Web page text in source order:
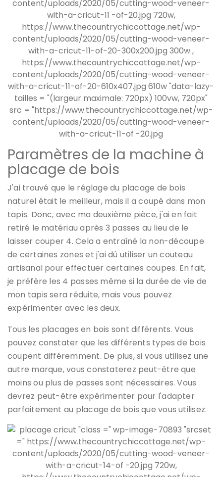
Paramètres de la machine à
placage de bois
J'ai trouvé que le réglage du placage de bois
naturel était le meilleur, mais il a coupé dans mon
tapis. Donc, avec ma deuxième pièce, j'ai en fait
retiré le matériau après 3 passes au lieu de le
laisser couper 4. Cela a entraîné la non-découpe
de certaines zones et j'ai dû utiliser un couteau
artisanal pour effectuer certaines coupes. En fait,
je préfère les 4 passes même si la durée de vie de
mon tapis sera réduite, mais vous pouvez
expérimenter avec les deux.
Tous les placages en bois sont différents. Vous
pouvez constater que les différents types de bois
coupent différemment. De plus, si vous utilisez une
autre marque, vous constaterez peut-être que
moins ou plus de passes sont nécessaires. Vous
devrez peut-être expérimenter pour l'adapter
parfaitement au placage de bois que vous utilisez.